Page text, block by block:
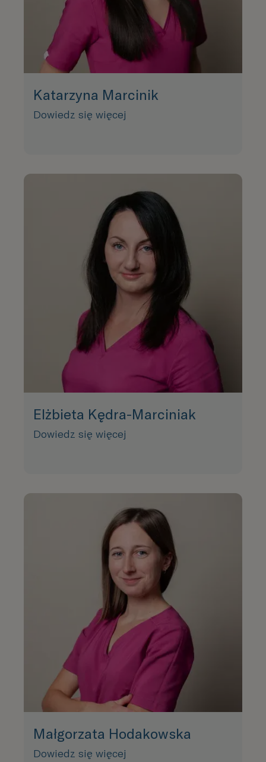
Katarzyna Marcinik
Dowiedz się więcej
Elżbieta Kędra-Marciniak
Dowiedz się więcej
Małgorzata Hodakowska
Dowiedz się więcej